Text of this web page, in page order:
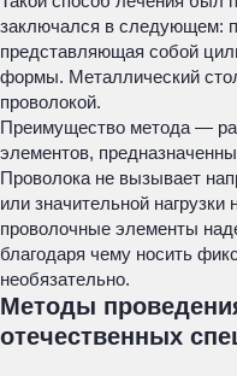
заключался в следующем:
представляющая собой
формы. Металлический
проволокой.
Преимущество метода —
элементов,
Проволока не вызывает
или значительной
проволочные элементы
благодаря чему носить
необязательно.
Методы
отечественных